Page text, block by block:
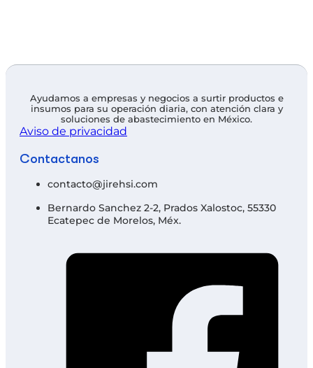
Ayudamos a empresas y negocios a surtir productos e
insumos para su operación diaria, con atención clara y
soluciones de abastecimiento en México.
Aviso de privacidad
Contáctanos
contacto@jirehsi.com
Bernardo Sanchez 2-2, Prados Xalostoc, 55330
Ecatepec de Morelos, Méx.